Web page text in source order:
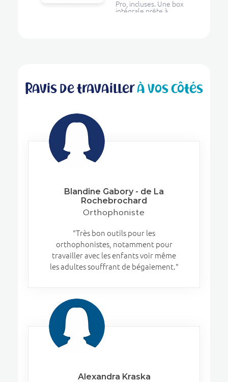
Pro, incluses. Une box
intégrale prête à
Ravis de travaillerà vos côtés
Blandine Gabory - de La
Rochebrochard
Orthophoniste
"Très bon outils pour les
orthophonistes, notamment pour
travailler avec les enfants voir même
les adultes souffrant de bégaiement."
Alexandra Kraska